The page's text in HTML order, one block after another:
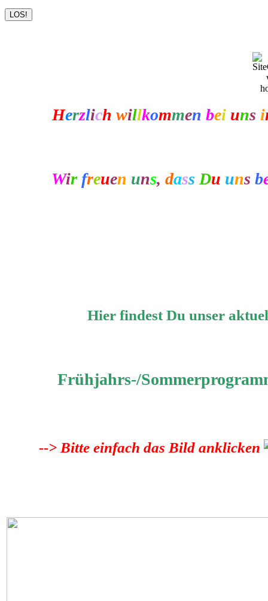
Herzlich willkommen bei uns i
Wir freuen uns, dass Du uns b
Hier findest Du unser
Frühjahrs-/
--> Bitte einfach das Bild anklicken